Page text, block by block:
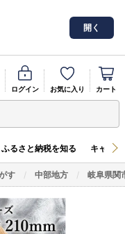
開く
ログイン お気に入り カート
ふるさと納税を知る キャン
す 中部地方 岐阜県関